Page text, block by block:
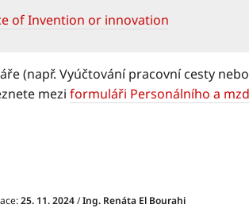
of Invention or innovation
(např. Vyúčtování pracovní cesty
mezi formuláři Personálního a
25. 11. 2024/Ing. Renáta El Bourahi